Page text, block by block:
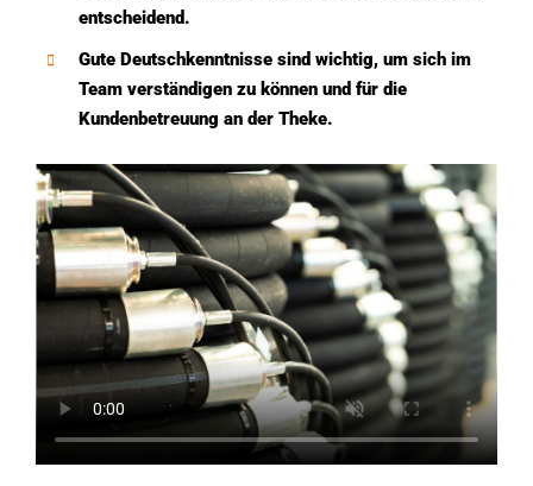
entscheidend.
Gute Deutschkenntnisse sind wichtig, um sich im
Team verständigen zu können und für die
Kundenbetreuung an der Theke.